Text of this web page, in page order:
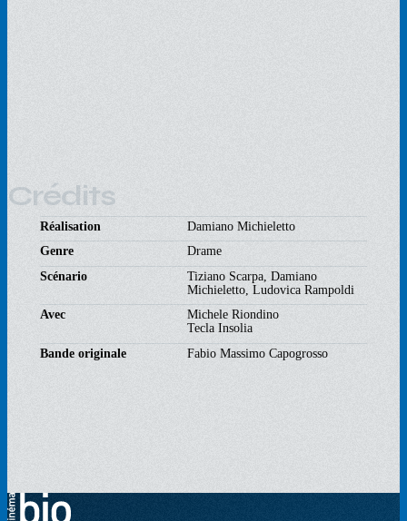
Crédits
Réalisation
Damiano Michieletto
Genre
Drame
Scénario
Tiziano Scarpa, Damiano
Michieletto, Ludovica Rampoldi
Avec
Michele Riondino
Tecla Insolia
Bande originale
Fabio Massimo Capogrosso